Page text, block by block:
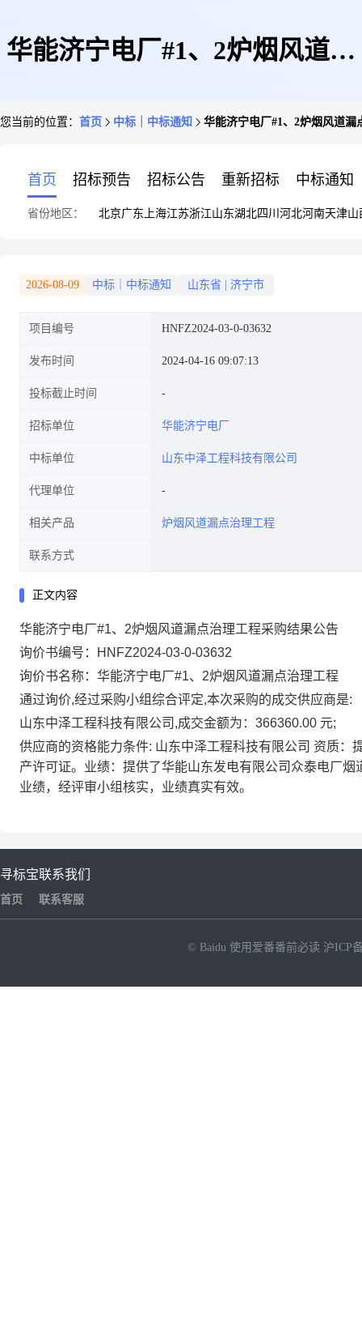
华能济宁电厂#1、2炉烟风道漏
您当前的位置： 首页 中标｜中标通知 华能济宁电厂#1、2炉烟风道漏
首页 招标预告 招标公告 重新招标 中标通知
省份地区： 北京广东 上海江苏浙江山东湖北四川 河北河南天津山
2026-08-09 中标｜中标通知 山东省 济宁市
项目编号 HNFZ2024-03-0-03632
发布时间 2024-04-16 09:07:13
投标截止时间
招标单位 华能济宁电厂
中标单位 山东中泽工程科技有限公司
代理单位
相关产品 炉烟风道漏点治理工程
联系方式
正文内容
华能济宁电厂#1、2炉烟风道漏点治理工程采购结果公告
询价书编号：HNFZ2024-03-0-03632
询价书名称：华能济宁电厂#1、2炉烟风道漏点治理工程
通过询价,经过采购小组综合评定,本次采购的成交供应商是:
山东中泽工程科技有限公司,成交金额为：366360.00 元;
供应商的资格能力条件: 山东中泽工程科技有限公司 资质
产许可证。业绩：提供了华能山东发电有限公司众泰电厂
业绩，经评审小组核实，业绩真实有效。
寻标宝
首页
联系我们
联系客服
© Baidu 使用爱番番前必读 沪ICP